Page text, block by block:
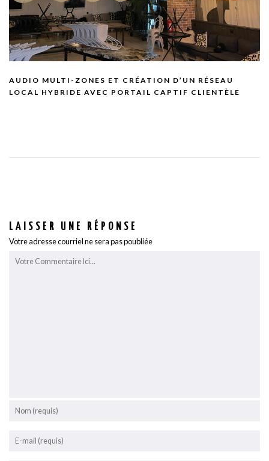
AUDIO MULTI-ZONES ET CRÉATION D’UN RÉSEAU
LOCAL HYBRIDE AVEC PORTAIL CAPTIF CLIENTÈLE
LAISSER UNE RÉPONSE
Votre adresse courriel ne sera pas poubliée